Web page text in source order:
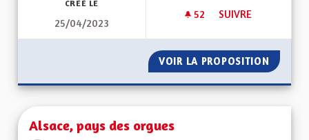
CRÉÉ LE
25/04/2023
52 52 ABONNÉS
SUIVRE
VOIR LA PROPOSITION
Alsace, pays des orgues